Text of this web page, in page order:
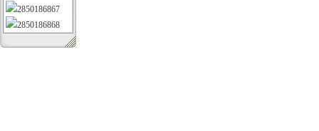
2850186867
2850186868